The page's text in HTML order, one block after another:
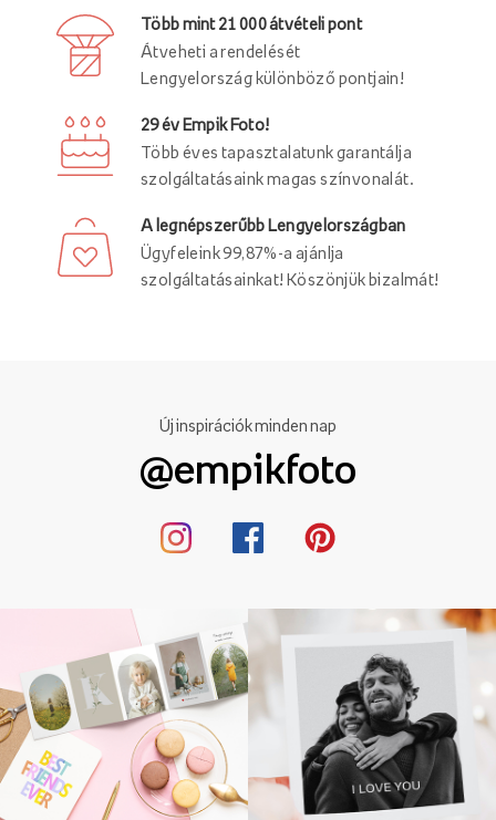
Több mint 21 000 átvételi pont
Átveheti a rendelését
Lengyelország különböző pontjain!
29 év Empik Foto!
Több éves tapasztalatunk garantálja
szolgáltatásaink magas színvonalát.
A legnépszerűbb Lengyelországban
Ügyfeleink 99,87%-a ajánlja
szolgáltatásainkat! Köszönjük bizalmát!
Új inspirációk minden nap
@empikfoto